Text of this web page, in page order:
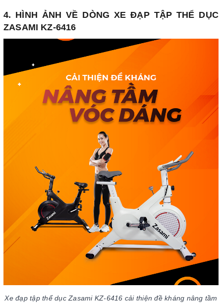
4. HÌNH ẢNH VỀ DÒNG XE ĐẠP TẬP THỂ DỤC
ZASAMI KZ-6416
Xe đạp tập thể dục Zasami KZ-6416 cải thiện đề kháng nâng tầm